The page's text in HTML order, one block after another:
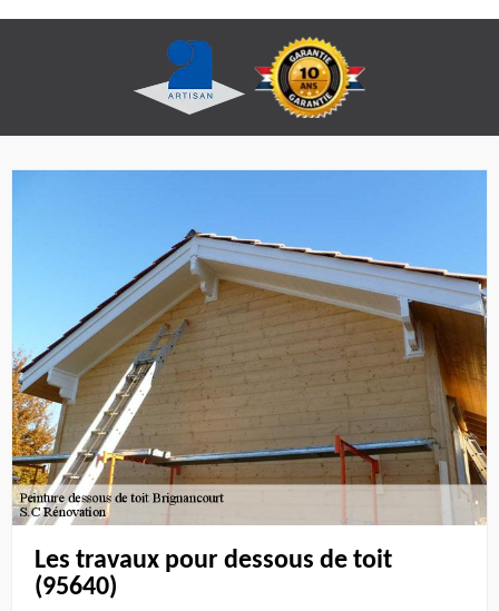
Les travaux pour dessous de toit
(95640)